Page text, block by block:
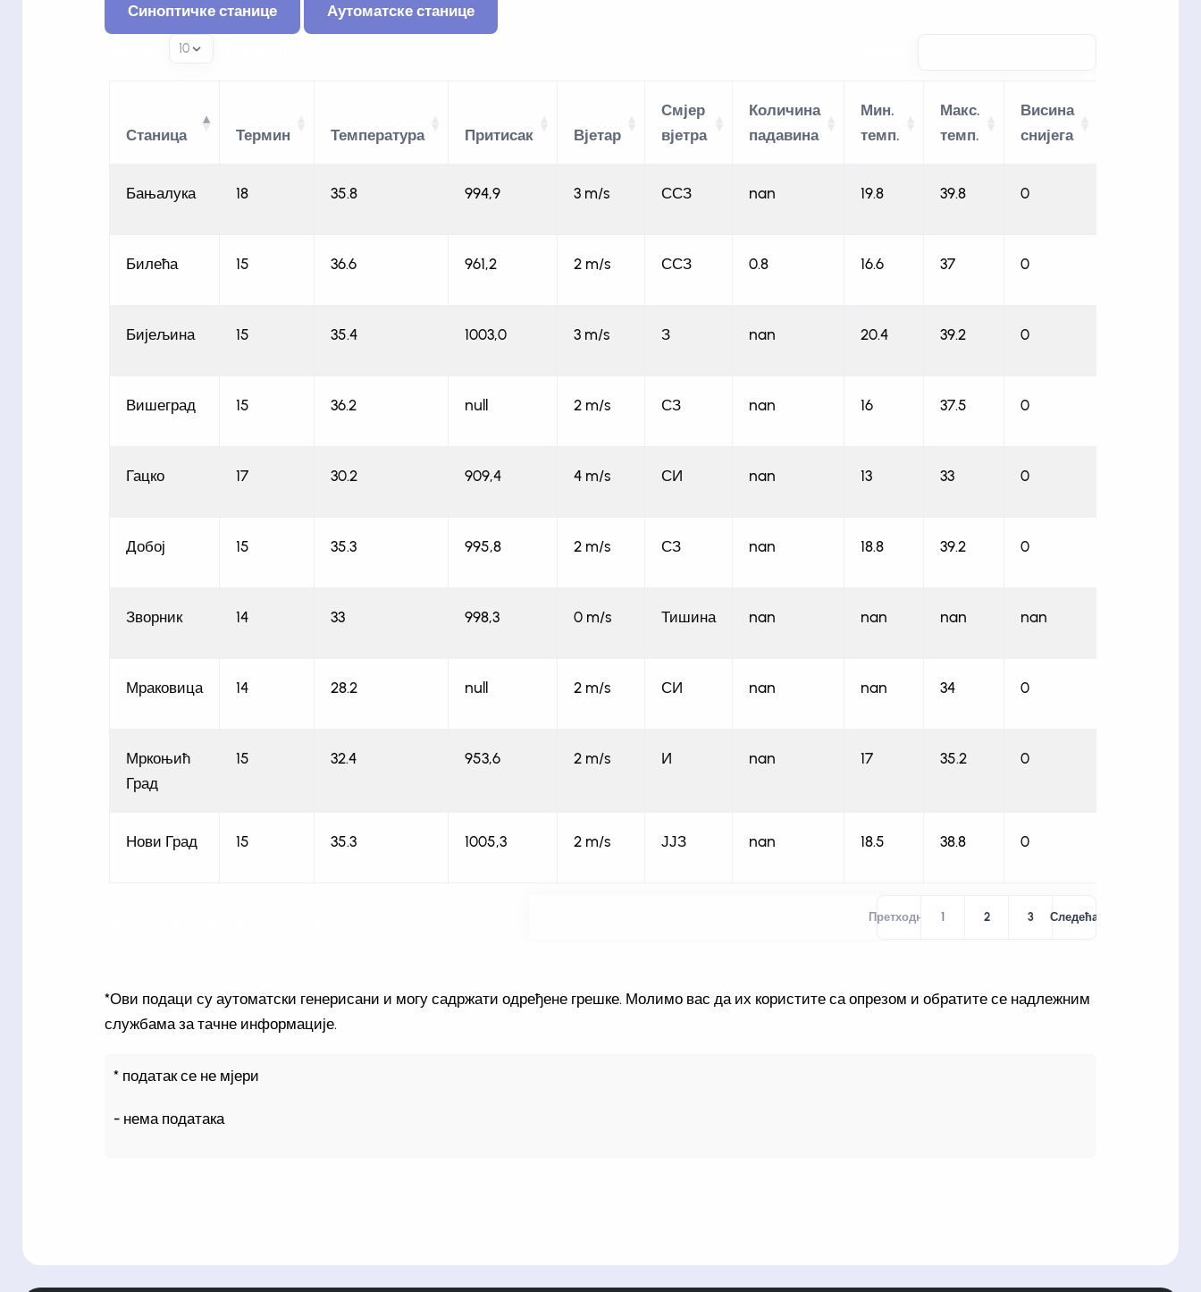
Синоптичке станице Аутоматске станице
Станица Термин Температура Притисак Вјетар
Смјер
вјетра
Количина
падавина
Мин.
темп.
Макс.
темп.
Висина
снијега
Бањалука 18 35.8 994,9 3 m/s ССЗ nan 19.8 39.8 0
Билећа 15 36.6 961,2 2 m/s ССЗ 0.8 16.6 37 0
Бијељина 15 35.4 1003,0 3 m/s З nan 20.4 39.2 0
Вишеград 15 36.2 null 2 m/s СЗ nan 16 37.5 0
Гацко 17 30.2 909,4 4 m/s СИ nan 13 33 0
Добој 15 35.3 995,8 2 m/s СЗ nan 18.8 39.2 0
Зворник 14 33 998,3 0 m/s Тишина nan nan nan nan
Мраковица 14 28.2 null 2 m/s СИ nan nan 34 0
Мркоњић
Град
15 32.4 953,6 2 m/s И nan 17 35.2 0
Нови Град 15 35.3 1005,3 2 m/s ЈЈЗ nan 18.5 38.8 0
Претходна 1 2 3 Следећа
*Ови подаци су аутоматски генерисани и могу садржати одређене грешке. Молимо вас да их користите са опрезом и обратите се надлежним
службама за тачне информације.
* податак се не мјери
- нема података